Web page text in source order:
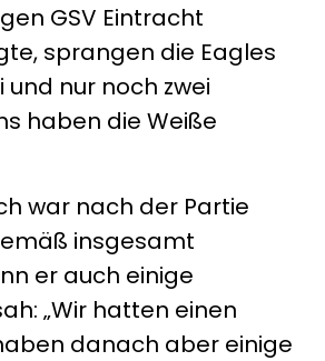
GSV Eintracht
sprangen die Eagles
und nur noch zwei
haben die Weiße
war nach der Partie
insgesamt
er auch einige
„Wir hatten einen
danach aber einige